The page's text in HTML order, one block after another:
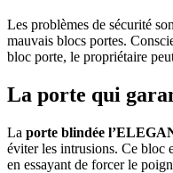
Les problèmes de sécurité
mauvais blocs portes.
bloc porte, le propriétaire
La porte qui
La porte blindée
éviter les intrusions. Ce bloc
en essayant de forcer le